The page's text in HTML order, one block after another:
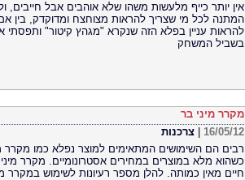
אין יותר כייף מלעשות משהו שלא אוהבים אבל חייבים,
המתנה לכל מי שצריך להראות מצוחצח ומדוקדק, בין
להראות עניין בפלא הזה שנקרא "מגהץ קיטור"
בשביל המשחק
מקרר מיני בר
16/05/12
צרכנות
רבים הם השימושים המתאימים למוצר נפלא כמו מקרר
כשהוא מלא במוצרים במחירים אסטרונומיים. מקרר
חיים מאין כמותה. להלן מספר רעיונות לשימוש במקרר